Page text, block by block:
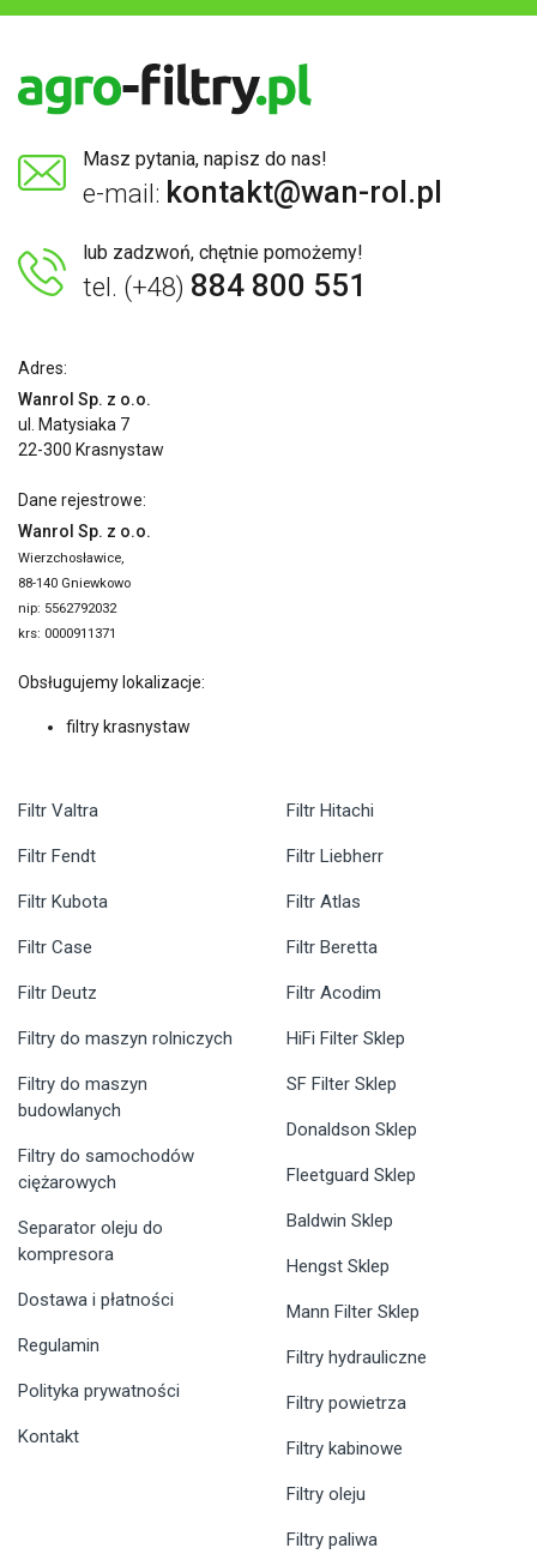
Masz pytania, napisz do nas!
e-mail: kontakt@wan-rol.pl
lub zadzwoń, chętnie pomożemy!
tel. (+48) 884 800 551
Adres:
Wanrol Sp. z o.o.
ul. Matysiaka 7
22-300 Krasnystaw
Dane rejestrowe:
Wanrol Sp. z o.o.
Wierzchosławice,
88-140 Gniewkowo
nip: 5562792032
krs: 0000911371
Obsługujemy lokalizacje:
filtry krasnystaw
Filtr Valtra
Filtr Fendt
Filtr Kubota
Filtr Case
Filtr Deutz
Filtr Hitachi
Filtr Liebherr
Filtr Atlas
Filtr Beretta
Filtr Acodim
Filtry do maszyn rolniczych
Filtry do maszyn
budowlanych
Filtry do samochodów
ciężarowych
Separator oleju do
kompresora
Dostawa i płatności
Regulamin
Polityka prywatności
Kontakt
HiFi Filter Sklep
SF Filter Sklep
Donaldson Sklep
Fleetguard Sklep
Baldwin Sklep
Hengst Sklep
Mann Filter Sklep
Filtry hydrauliczne
Filtry powietrza
Filtry kabinowe
Filtry oleju
Filtry paliwa